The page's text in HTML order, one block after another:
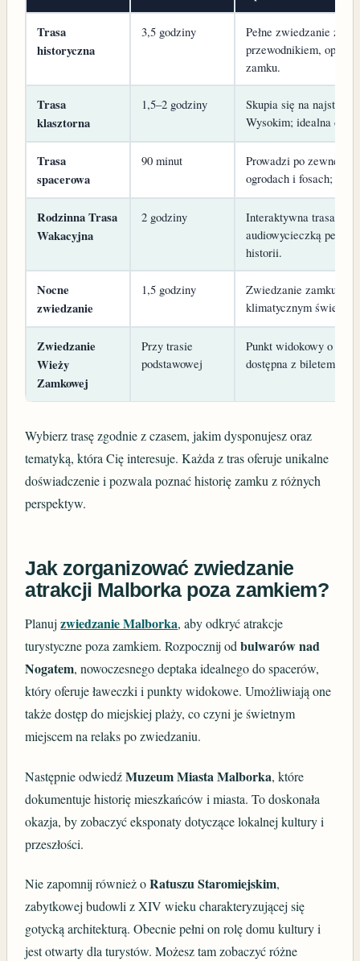
Trasa
historyczna
3,5 godziny
Pełne zwiedzanie z
przewodnikiem,
zamku.
Trasa
klasztorna
1,5–2 godziny
Skupia się na
Wysokim; idealna dla
Trasa
spacerowa
90 minut
Prowadzi po
ogrodach i fosach;
Rodzinna Trasa
Wakacyjna
2 godziny
Interaktywna trasa dla
audiowycieczką pełną
historii.
Nocne
zwiedzanie
1,5 godziny
Zwiedzanie zamku po
klimatycznym świetle i
Zwiedzanie
Wieży
Zamkowej
Przy trasie
podstawowej
Punkt widokowy o
dostępna z biletem na
Wybierz trasę zgodnie z czasem, jakim dysponujesz oraz
tematyką, która Cię interesuje. Każda z tras oferuje unikalne
doświadczenie i pozwala poznać historię zamku z różnych
perspektyw.
Jak zorganizować zwiedzanie
atrakcji Malborka poza zamkiem?
Planujzwiedzanie Malborka, aby odkryć atrakcje
turystyczne poza zamkiem. Rozpocznij odbulwarów nad
Nogatem, nowoczesnego deptaka idealnego do spacerów,
który oferuje ławeczki i punkty widokowe. Umożliwiają one
także dostęp do miejskiej plaży, co czyni je świetnym
miejscem na relaks po zwiedzaniu.
Następnie odwiedźMuzeum Miasta Malborka, które
dokumentuje historię mieszkańców i miasta. To doskonała
okazja, by zobaczyć eksponaty dotyczące lokalnej kultury i
przeszłości.
Nie zapomnij również oRatuszu Staromiejskim,
zabytkowej budowli z XIV wieku charakteryzującej się
gotycką architekturą. Obecnie pełni on rolę domu kultury i
jest otwarty dla turystów. Możesz tam zobaczyć różne